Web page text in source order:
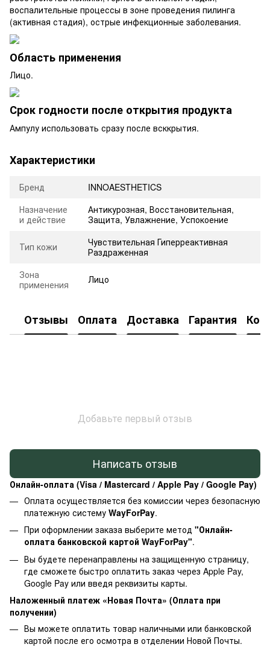
воспалительные процессы в зоне проведения пилинга
(активная стадия), острые инфекционные заболевания.
Область применения
Лицо.
Срок годности после открытия продукта
Ампулу использовать сразу после всккрытия.
Характеристики
Бренд
INNOAESTHETICS
Назначение
и действие
Антикурозная, Восстановительная,
Защита, Увлажнение, Успокоение
Тип кожи
Чувствительная Гиперреактивная
Раздраженная
Зона
применения
Лицо
Отзывы Оплата Доставка Гарантия
Добавьте первый отзыв
Написать отзыв
Онлайн-оплата (Visa / Mastercard / Apple Pay / Google Pay)
Оплата осуществляется без комиссии через безопасную
платежную систему WayForPay.
При оформлении заказа выберите метод "Онлайн-
оплата банковской картой WayForPay".
Вы будете перенаправлены на защищенную страницу,
где сможете быстро оплатить заказ через Apple Pay,
Google Pay или введя реквизиты карты.
Наложенный платеж «Новая Почта» (Оплата при
получении)
Вы можете оплатить товар наличными или банковской
картой после его осмотра в отделении Новой Почты.